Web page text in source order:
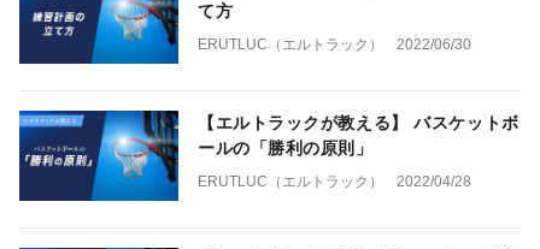
て方
ERUTLUC（エルトラック） 2022/06/30
【エルトラックが教える】 バスケットボ
ールの「勝利の原則」
ERUTLUC（エルトラック） 2022/04/28